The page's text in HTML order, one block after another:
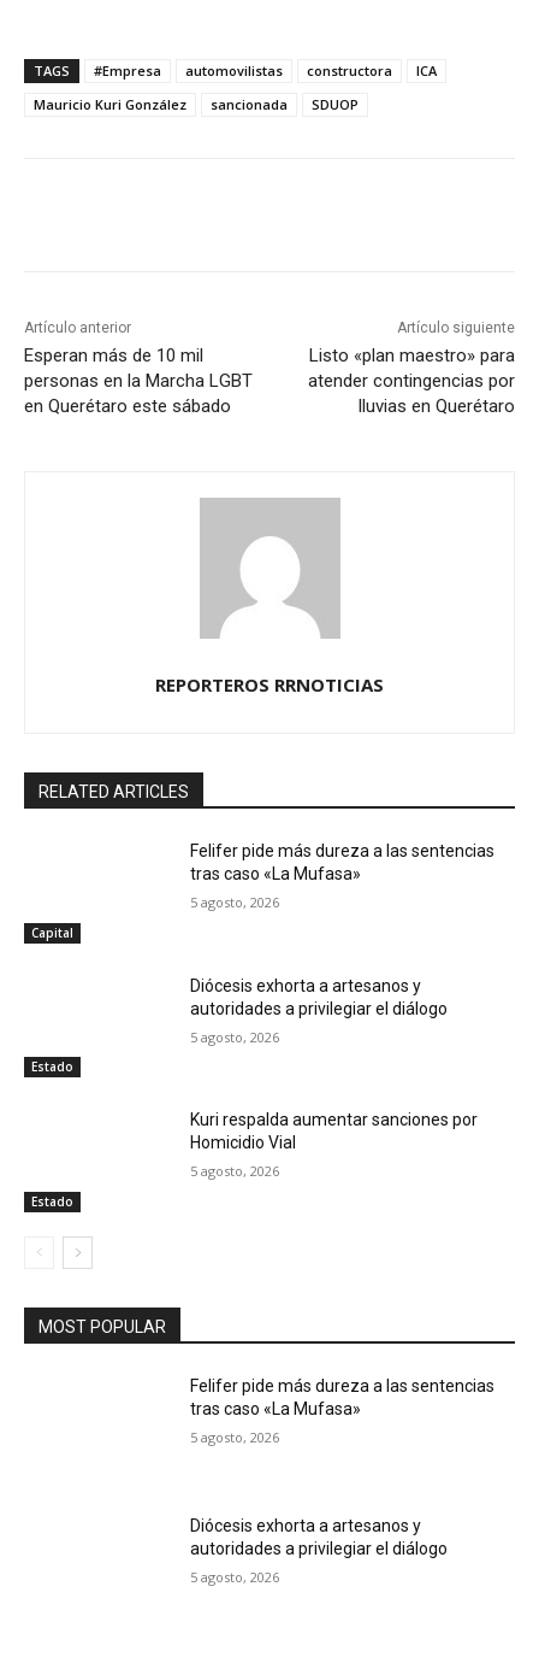
TAGS #Empresa automovilistas constructora
ICA
Mauricio Kuri González
sancionada SDUOP
Artículo anterior
Esperan más de 10 mil
personas en la Marcha LGBT
en Querétaro este sábado
Artículo siguiente
Listo «plan maestro» para
atender contingencias por
lluvias en Querétaro
REPORTEROS RRNOTICIAS
RELATED ARTICLES
Capital
Felifer pide más dureza a las sentencias
tras caso «La Mufasa»
5 agosto, 2026
Estado
Diócesis exhorta a artesanos y
autoridades a privilegiar el diálogo
5 agosto, 2026
Estado
Kuri respalda aumentar sanciones por
Homicidio Vial
5 agosto, 2026
MOST POPULAR
Felifer pide más dureza a las sentencias
tras caso «La Mufasa»
5 agosto, 2026
Diócesis exhorta a artesanos y
autoridades a privilegiar el diálogo
5 agosto, 2026